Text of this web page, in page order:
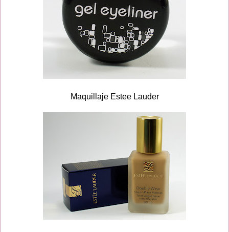
Maquillaje Estee Lauder